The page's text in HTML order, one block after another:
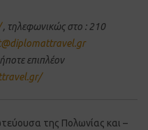
, τηλεφωνικώς στο : 210
επιπλέον
της Πολωνίας και –